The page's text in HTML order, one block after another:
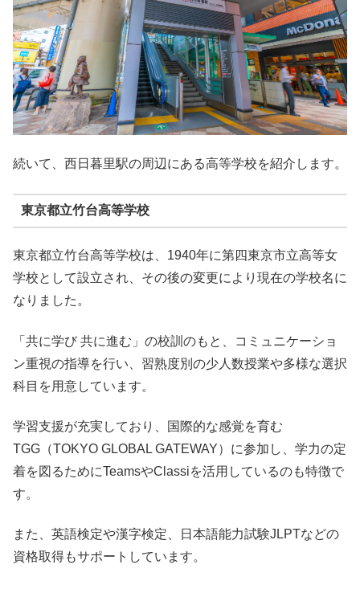
続いて、西日暮里駅の周辺にある高等学校を紹介します。
東京都立竹台高等学校
東京都立竹台高等学校は、1940年に第四東京市立高等女
学校として設立され、その後の変更により現在の学校名に
なりました。
「共に学び 共に進む」の校訓のもと、コミュニケーショ
ン重視の指導を行い、習熟度別の少人数授業や多様な選択
科目を用意しています。
学習支援が充実しており、国際的な感覚を育む
TGG（TOKYO GLOBAL GATEWAY）に参加し、学力の定
着を図るためにTeamsやClassiを活用しているのも特徴で
す。
また、英語検定や漢字検定、日本語能力試験JLPTなどの
資格取得もサポートしています。